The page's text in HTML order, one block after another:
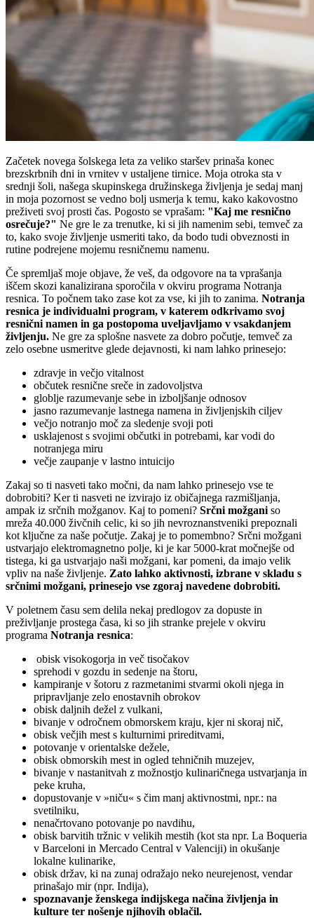
Začetek novega šolskega leta za veliko staršev prinaša konec
brezskrbnih dni in vrnitev v ustaljene tirnice. Moja otroka sta v
srednji šoli, našega skupinskega družinskega življenja je sedaj manj
in moja pozornost se vedno bolj usmerja k temu, kako kakovostno
preživeti svoj prosti čas. Pogosto se vprašam: "Kaj me resnično
osrečuje?" Ne gre le za trenutke, ki si jih namenim sebi, temveč za
to, kako svoje življenje usmeriti tako, da bodo tudi obveznosti in
rutine podrejene mojemu resničnemu namenu.
Če spremljaš moje objave, že veš, da odgovore na ta vprašanja
iščem skozi kanalizirana sporočila v okviru programa Notranja
resnica. To počnem tako zase kot za vse, ki jih to zanima. Notranja
resnica je individualni program, v katerem odkrivamo svoj
resnični namen in ga postopoma uveljavljamo v vsakdanjem
življenju. Ne gre za splošne nasvete za dobro počutje, temveč za
zelo osebne usmeritve glede dejavnosti, ki nam lahko prinesejo:
zdravje in večjo vitalnost
občutek resnične sreče in zadovoljstva
globlje razumevanje sebe in izboljšanje odnosov
jasno razumevanje lastnega namena in življenjskih ciljev
večjo notranjo moč za sledenje svoji poti
usklajenost s svojimi občutki in potrebami, kar vodi do
notranjega miru
večje zaupanje v lastno intuicijo
Zakaj so ti nasveti tako močni, da nam lahko prinesejo vse te
dobrobiti? Ker ti nasveti ne izvirajo iz običajnega razmišljanja,
ampak iz srčnih možganov. Kaj to pomeni? Srčni možgani so
mreža 40.000 živčnih celic, ki so jih nevroznanstveniki prepoznali
kot ključne za naše počutje. Zakaj je to pomembno? Srčni možgani
ustvarjajo elektromagnetno polje, ki je kar 5000-krat močnejše od
tistega, ki ga ustvarjajo naši možgani, kar pomeni, da imajo velik
vpliv na naše življenje. Zato lahko aktivnosti, izbrane v skladu s
srčnimi možgani, prinesejo vse zgoraj navedene dobrobiti.
V poletnem času sem delila nekaj predlogov za dopuste in
preživljanje prostega časa, ki so jih stranke prejele v okviru
programa Notranja resnica:
obisk visokogorja in več tisočakov
sprehodi v gozdu in sedenje na štoru,
kampiranje v šotoru z razmetanimi stvarmi okoli njega in
pripravljanje zelo enostavnih obrokov
obisk daljnih dežel z vulkani,
bivanje v odročnem obmorskem kraju, kjer ni skoraj nič,
obisk večjih mest s kulturnimi prireditvami,
potovanje v orientalske dežele,
obisk obmorskih mest in ogled tehničnih muzejev,
bivanje v nastanitvah z možnostjo kulinaričnega ustvarjanja in
peke kruha,
dopustovanje v »niču« s čim manj aktivnostmi, npr.: na
svetilniku,
nenačrtovano potovanje po navdihu,
obisk barvitih tržnic v velikih mestih (kot sta npr. La Boqueria
v Barceloni in Mercado Central v Valenciji) in okušanje
lokalne kulinarike,
obisk držav, ki na zunaj odražajo neko neurejenost, vendar
prinašajo mir (npr. Indija),
spoznavanje ženskega indijskega načina življenja in
kulture ter nošenje njihovih oblačil.